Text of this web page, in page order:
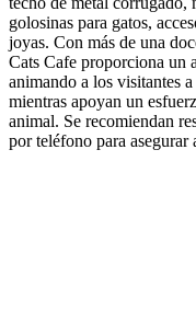
golosinas para gatos,
joyas. Con más de una
Cats Cafe proporciona un
animando a los visitantes
mientras apoyan un
animal. Se recomiendan
por teléfono para asegurar